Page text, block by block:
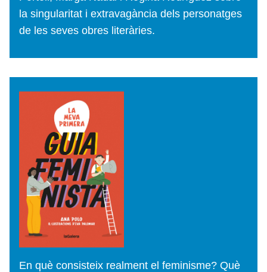
la singularitat i extravagància dels personatges
de les seves obres literàries.
En què consisteix realment el feminisme? Què